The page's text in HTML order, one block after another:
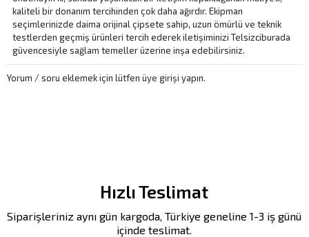
kaliteli bir donanım tercihinden çok daha ağırdır. Ekipman
seçimlerinizde daima orijinal çipsete sahip, uzun ömürlü ve teknik
testlerden geçmiş ürünleri tercih ederek iletişiminizi Telsizciburada
güvencesiyle sağlam temeller üzerine inşa edebilirsiniz.
Yorum / soru eklemek için lütfenüye girişiyapın.
Hızlı Teslimat
Siparişleriniz aynı gün kargoda, Türkiye geneline 1-3 iş günü
içinde teslimat.